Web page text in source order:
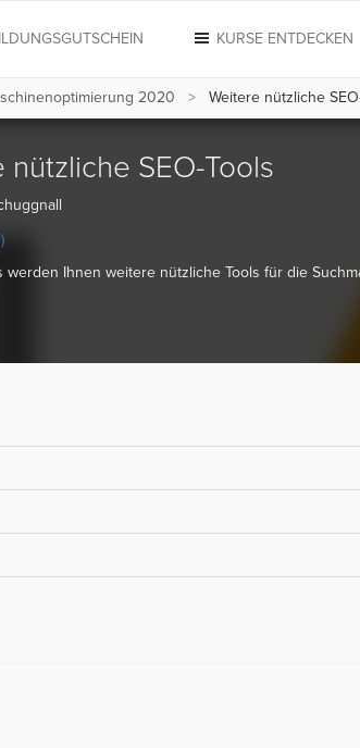
KURSE ENTDECKEN
2020 Weitere nützliche
nützliche SEO-Tools
werden Ihnen weitere nützliche Tools für die